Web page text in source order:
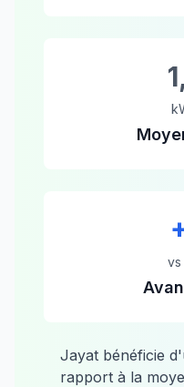
vs
Jayatbénéficie
rapport à la